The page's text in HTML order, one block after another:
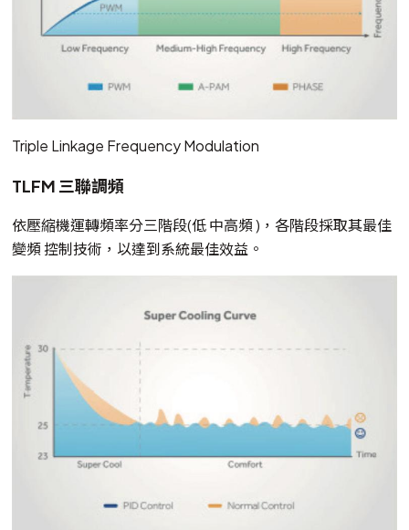
Triple Linkage Frequency Modulation
TLFM 三聯調頻
依壓縮機運轉頻率分三階段(低 中高頻 )，各階段採取其最佳
變頻 控制技術，以達到系統最佳效益。